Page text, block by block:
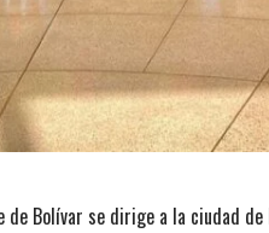
de Bolívar se dirige a la ciudad